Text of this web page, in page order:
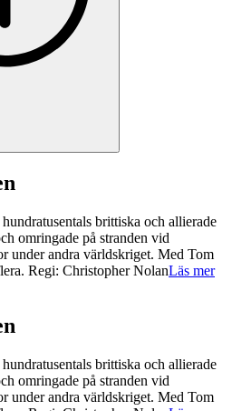
brittiska och allierade
omringade på stranden vid
under andra världskriget. Med Tom
Regi: Christopher NolanLäs mer
brittiska och allierade
omringade på stranden vid
under andra världskriget. Med Tom